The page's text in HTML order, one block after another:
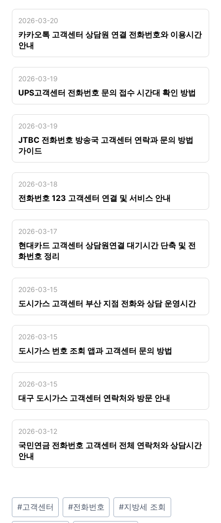
2026-03-20
카카오톡 고객센터 상담원 연결 전화번호와 이용시간
안내
2026-03-19
UPS고객센터 전화번호 문의 접수 시간대 확인 방법
2026-03-19
JTBC 전화번호 방송국 고객센터 연락과 문의 방법
가이드
2026-03-18
전화번호 123 고객센터 연결 및 서비스 안내
2026-03-17
현대카드 고객센터 상담원연결 대기시간 단축 및 전
화번호 정리
2026-03-15
도시가스 고객센터 부산 지점 전화와 상담 운영시간
2026-03-15
도시가스 번호 조회 앱과 고객센터 문의 방법
2026-03-15
대구 도시가스 고객센터 연락처와 방문 안내
2026-03-12
국민연금 전화번호 고객센터 전체 연락처와 상담시간
안내
P
o
#고객센터 #전화번호 #지방세 조회